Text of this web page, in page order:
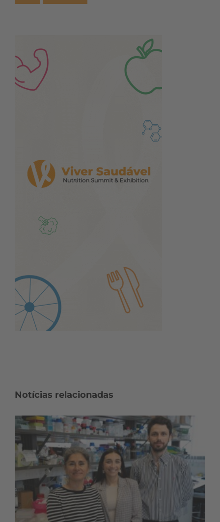
Notícias relacionadas